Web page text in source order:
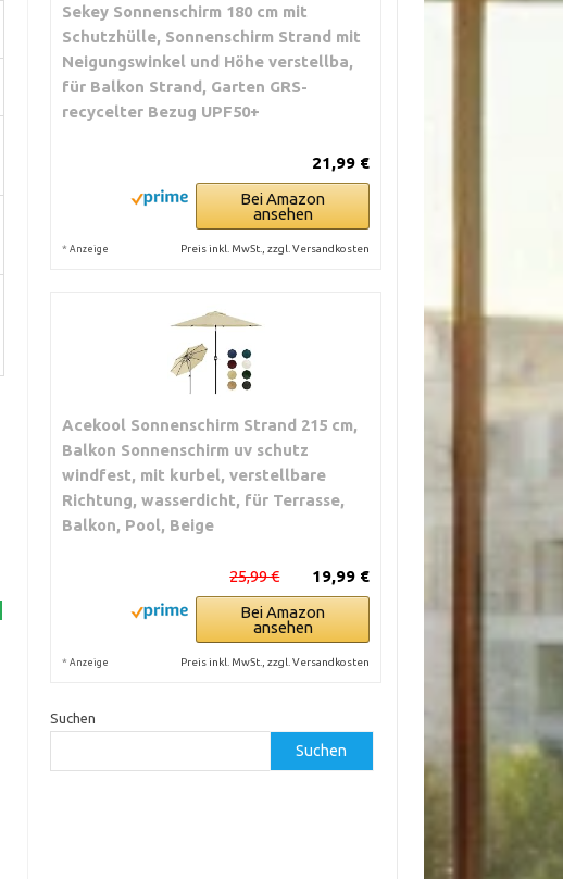
Sekey Sonnenschirm 180 cm mit
Schutzhülle, Sonnenschirm Strand mit
Neigungswinkel und Höhe verstellba,
für Balkon Strand, Garten GRS-
recycelter Bezug UPF50+
21,99 €
Bei Amazon
ansehen
* Anzeige Preis inkl. MwSt., zzgl. Versandkosten
Acekool Sonnenschirm Strand 215 cm,
Balkon Sonnenschirm uv schutz
windfest, mit kurbel, verstellbare
Richtung, wasserdicht, für Terrasse,
Balkon, Pool, Beige
19,99 €
25,99 €
Bei Amazon
ansehen
* Anzeige Preis inkl. MwSt., zzgl. Versandkosten
Suchen
Suchen